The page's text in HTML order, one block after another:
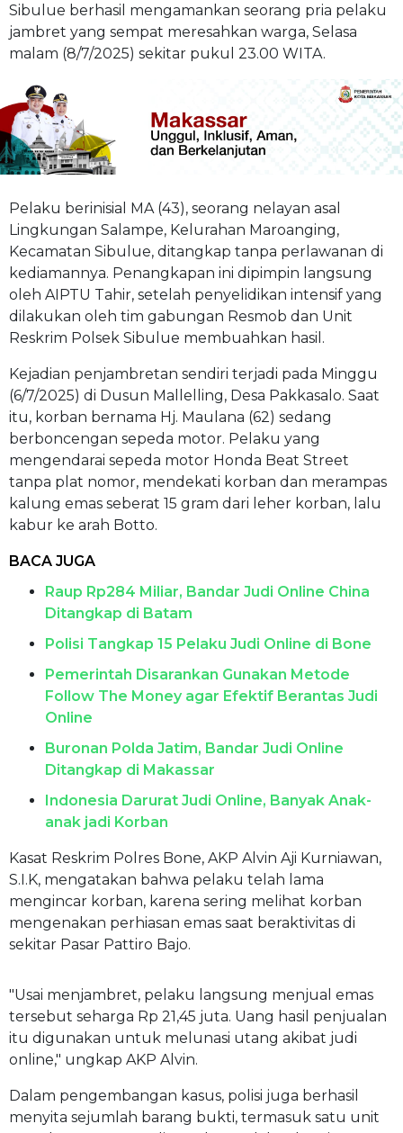
Sibulue berhasil mengamankan seorang pria pelaku
jambret yang sempat meresahkan warga, Selasa
malam (8/7/2025) sekitar pukul 23.00 WITA.
Pelaku berinisial MA (43), seorang nelayan asal
Lingkungan Salampe, Kelurahan Maroanging,
Kecamatan Sibulue, ditangkap tanpa perlawanan di
kediamannya. Penangkapan ini dipimpin langsung
oleh AIPTU Tahir, setelah penyelidikan intensif yang
dilakukan oleh tim gabungan Resmob dan Unit
Reskrim Polsek Sibulue membuahkan hasil.
Kejadian penjambretan sendiri terjadi pada Minggu
(6/7/2025) di Dusun Mallelling, Desa Pakkasalo. Saat
itu, korban bernama Hj. Maulana (62) sedang
berboncengan sepeda motor. Pelaku yang
mengendarai sepeda motor Honda Beat Street
tanpa plat nomor, mendekati korban dan merampas
kalung emas seberat 15 gram dari leher korban, lalu
kabur ke arah Botto.
BACA JUGA
Raup Rp284 Miliar, Bandar Judi Online China
Ditangkap di Batam
Polisi Tangkap 15 Pelaku Judi Online di Bone
Pemerintah Disarankan Gunakan Metode
Follow The Money agar Efektif Berantas Judi
Online
Buronan Polda Jatim, Bandar Judi Online
Ditangkap di Makassar
Indonesia Darurat Judi Online, Banyak Anak-
anak jadi Korban
Kasat Reskrim Polres Bone, AKP Alvin Aji Kurniawan,
S.I.K, mengatakan bahwa pelaku telah lama
mengincar korban, karena sering melihat korban
mengenakan perhiasan emas saat beraktivitas di
sekitar Pasar Pattiro Bajo.
"Usai menjambret, pelaku langsung menjual emas
tersebut seharga Rp 21,45 juta. Uang hasil penjualan
itu digunakan untuk melunasi utang akibat judi
online," ungkap AKP Alvin.
Dalam pengembangan kasus, polisi juga berhasil
menyita sejumlah barang bukti, termasuk satu unit